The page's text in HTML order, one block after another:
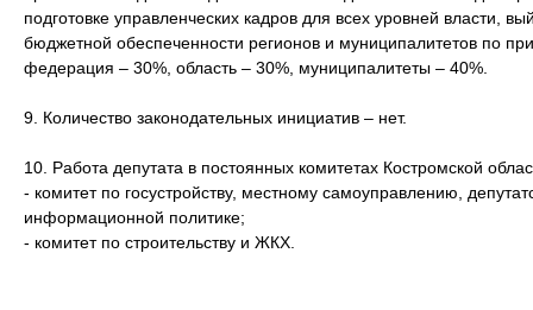
подготовке управленческих кадров для всех уровней власти,
бюджетной обеспеченности регионов и муниципалитетов по
федерация – 30%, область – 30%, муниципалитеты – 40%.
9. Количество законодательных инициатив – нет.
10. Работа депутата в постоянных комитетах Костромской
- комитет по госустройству, местному самоуправлению,
информационной политике;
- комитет по строительству и ЖКХ.